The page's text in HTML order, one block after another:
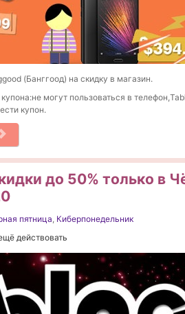
(Банггоод) на скидку в магазин.
могут пользоваться в
купон.
до 50% только в
пятница, Киберпонедельник
действовать